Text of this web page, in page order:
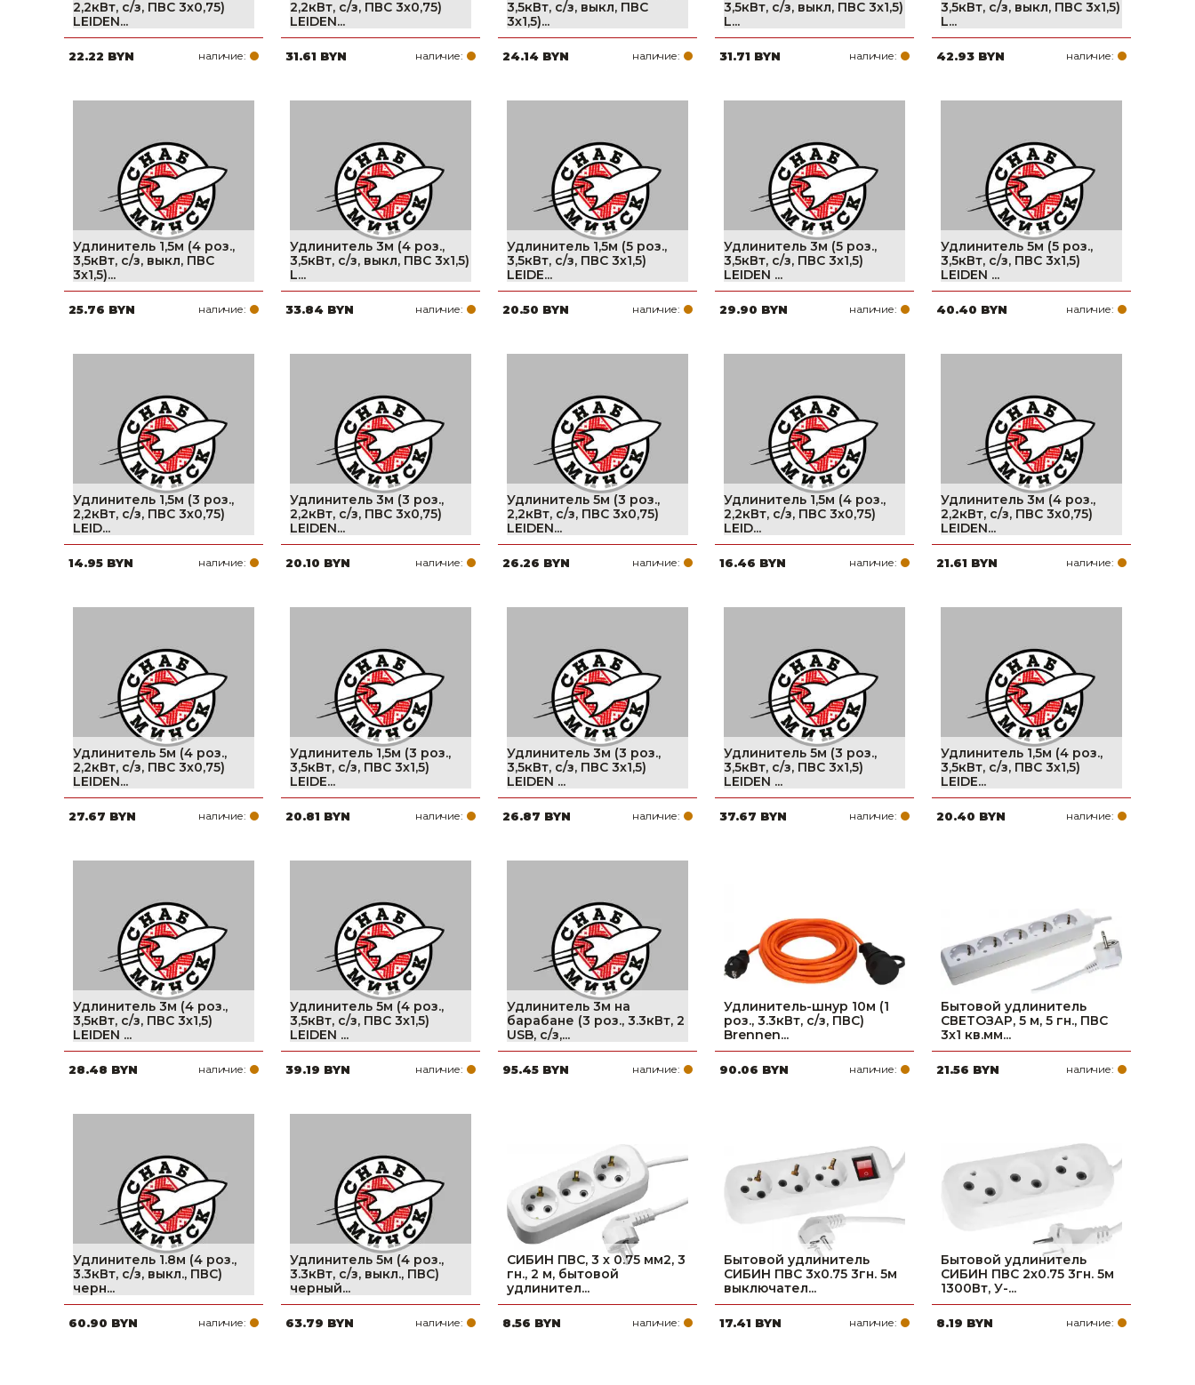
2,2кВт, с/з, ПВС 3х0,75)
LEIDEN...
22.22 BYN наличие:
2,2кВт, с/з, ПВС 3х0,75)
LEIDEN...
31.61 BYN наличие:
3,5кВт, с/з, выкл, ПВС
3х1,5)...
24.14 BYN наличие:
3,5кВт, с/з, выкл, ПВС 3х1,5)
L...
31.71 BYN наличие:
3,5кВт, с/з, выкл, ПВС 3х1,5)
L...
42.93 BYN наличие:
Удлинитель 1,5м (4 роз.,
3,5кВт, с/з, выкл, ПВС
3х1,5)...
25.76 BYN наличие:
Удлинитель 3м (4 роз.,
3,5кВт, с/з, выкл, ПВС 3х1,5)
L...
33.84 BYN наличие:
Удлинитель 1,5м (5 роз.,
3,5кВт, с/з, ПВС 3х1,5)
LEIDE...
20.50 BYN наличие:
Удлинитель 3м (5 роз.,
3,5кВт, с/з, ПВС 3х1,5)
LEIDEN ...
29.90 BYN наличие:
Удлинитель 5м (5 роз.,
3,5кВт, с/з, ПВС 3х1,5)
LEIDEN ...
40.40 BYN наличие:
Удлинитель 1,5м (3 роз.,
2,2кВт, с/з, ПВС 3х0,75)
LEID...
14.95 BYN наличие:
Удлинитель 3м (3 роз.,
2,2кВт, с/з, ПВС 3х0,75)
LEIDEN...
20.10 BYN наличие:
Удлинитель 5м (3 роз.,
2,2кВт, с/з, ПВС 3х0,75)
LEIDEN...
26.26 BYN наличие:
Удлинитель 1,5м (4 роз.,
2,2кВт, с/з, ПВС 3х0,75)
LEID...
16.46 BYN наличие:
Удлинитель 3м (4 роз.,
2,2кВт, с/з, ПВС 3х0,75)
LEIDEN...
21.61 BYN наличие:
Удлинитель 5м (4 роз.,
2,2кВт, с/з, ПВС 3х0,75)
LEIDEN...
27.67 BYN наличие:
Удлинитель 1,5м (3 роз.,
3,5кВт, с/з, ПВС 3х1,5)
LEIDE...
20.81 BYN наличие:
Удлинитель 3м (3 роз.,
3,5кВт, с/з, ПВС 3х1,5)
LEIDEN ...
26.87 BYN наличие:
Удлинитель 5м (3 роз.,
3,5кВт, с/з, ПВС 3х1,5)
LEIDEN ...
37.67 BYN наличие:
Удлинитель 1,5м (4 роз.,
3,5кВт, с/з, ПВС 3х1,5)
LEIDE...
20.40 BYN наличие:
Удлинитель 3м (4 роз.,
3,5кВт, с/з, ПВС 3х1,5)
LEIDEN ...
28.48 BYN наличие:
Удлинитель 5м (4 роз.,
3,5кВт, с/з, ПВС 3х1,5)
LEIDEN ...
39.19 BYN наличие:
Удлинитель 3м на
барабане (3 роз., 3.3кВт, 2
USB, с/з,...
95.45 BYN наличие:
Удлинитель-шнур 10м (1
роз., 3.3кВт, с/з, ПВС)
Brennen...
90.06 BYN наличие:
Бытовой удлинитель
СВЕТОЗАР, 5 м, 5 гн., ПВС
3х1 кв.мм...
21.56 BYN наличие:
Удлинитель 1.8м (4 роз.,
3.3кВт, с/з, выкл., ПВС)
черн...
60.90 BYN наличие:
Удлинитель 5м (4 роз.,
3.3кВт, с/з, выкл., ПВС)
черный...
63.79 BYN наличие:
СИБИН ПВС, 3 х 0.75 мм2, 3
гн., 2 м, бытовой
удлинител...
8.56 BYN наличие:
Бытовой удлинитель
СИБИН ПВС 3х0.75 3гн. 5м
выключател...
17.41 BYN наличие:
Бытовой удлинитель
СИБИН ПВС 2х0.75 3гн. 5м
1300Вт, У-...
8.19 BYN наличие: